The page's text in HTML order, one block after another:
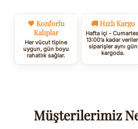
💗 Konforlu
Kalıplar
Her vücut tipine
uygun, gün boyu
rahatlık sağlar.
🚚 Hızlı Kargo
Hafta içi -
13:00’a kadar
siparişler aynı gün
kargoda.
Müşterilerimiz